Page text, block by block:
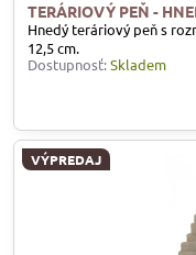
TERÁRIOVÝ PEŇ -
Hnedý teráriový peň s
12,5 cm.
Dostupnosť:Skladem
VÝPREDAJ